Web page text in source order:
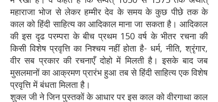
महाराजा भोज से लेकर हम्मीर देव के समय के कुछ पीछे तक के
काल को हिंदी साहित्य का आदिकाल माना जा सकता है। आदिकाल
की इस दृढ परम्परा के बीच प्रथम 150 वर्ष के भीतर रचना की
किसी विशेष प्रवृत्ति का निश्चय नहीं होता है- धर्म, नीति, श्रृंगार,
वीर सब प्रकार की रचनाएँ दोहो में मिलती है। इसके बाद जब
मुसलमानों का आक्रमण प्रारंभ हुआ तब से हिंदी साहित्य एक विशेष
प्रवृत्ति में बंधता मिलता है।
शुक्ल जी ने जिन पुस्तकों के आधार पर इस काल को वीरगाथा काल